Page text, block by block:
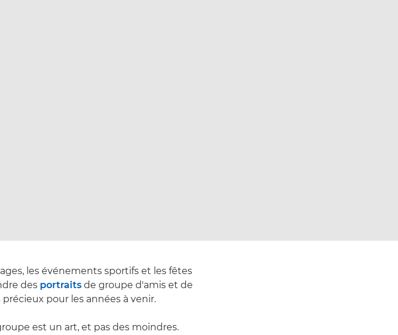
les événements sportifs et les fêtes
des portraits de groupe d'amis et de
pour les années à venir.
est un art, et pas des moindres.